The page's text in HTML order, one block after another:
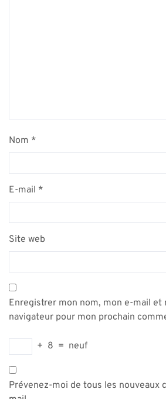
Nom *
E-mail *
Site web
Enregistrer mon nom, mon e-mail et
navigateur pour mon prochain
+ 8 = neuf
Prévenez-moi de tous les nouveaux